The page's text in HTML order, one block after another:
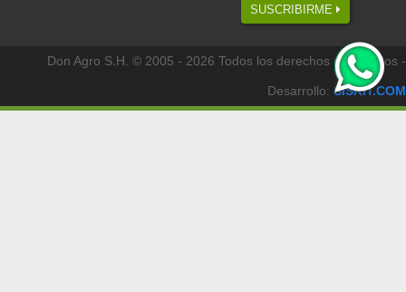
SUSCRIBIRME
Don Agro S.H. © 2005 - 2026 Todos los derechos reservados -
Desarrollo: SISKIT.COM